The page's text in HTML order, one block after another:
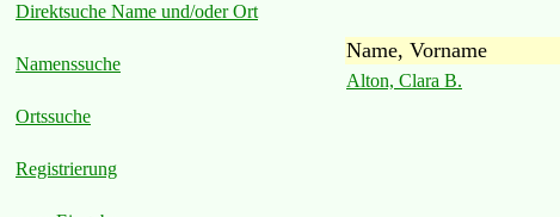
Direktsuche Name und/oder Ort
Namenssuche
Ortssuche
Registrierung
Name, Vorname
Alton, Clara B.